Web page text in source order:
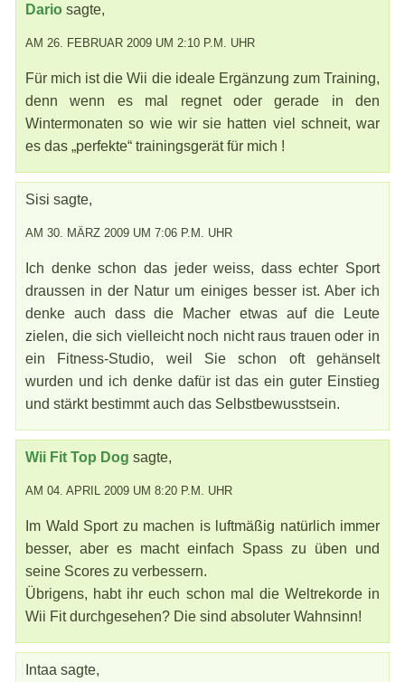
Dario sagte,
AM 26. FEBRUAR 2009 UM 2:10 P.M. UHR
Für mich ist die Wii die ideale Ergänzung zum Training,
denn wenn es mal regnet oder gerade in den
Wintermonaten so wie wir sie hatten viel schneit, war
es das „perfekte“ trainingsgerät für mich !
Sisi sagte,
AM 30. MÄRZ 2009 UM 7:06 P.M. UHR
Ich denke schon das jeder weiss, dass echter Sport
draussen in der Natur um einiges besser ist. Aber ich
denke auch dass die Macher etwas auf die Leute
zielen, die sich vielleicht noch nicht raus trauen oder in
ein Fitness-Studio, weil Sie schon oft gehänselt
wurden und ich denke dafür ist das ein guter Einstieg
und stärkt bestimmt auch das Selbstbewusstsein.
Wii Fit Top Dog sagte,
AM 04. APRIL 2009 UM 8:20 P.M. UHR
Im Wald Sport zu machen is luftmäßig natürlich immer
besser, aber es macht einfach Spass zu üben und
seine Scores zu verbessern.
Übrigens, habt ihr euch schon mal die Weltrekorde in
Wii Fit durchgesehen? Die sind absoluter Wahnsinn!
Intaa sagte,